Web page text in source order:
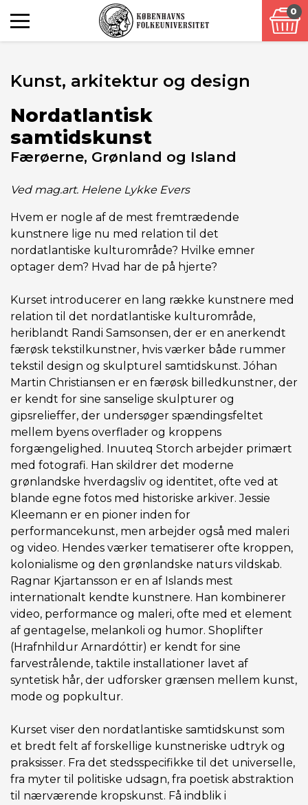
0
Kunst, arkitektur og design
Nordatlantisk
samtidskunst
Færøerne, Grønland og Island
Ved mag.art. Helene Lykke Evers
Hvem er nogle af de mest fremtrædende
kunstnere lige nu med relation til det
nordatlantiske kulturområde? Hvilke emner
optager dem? Hvad har de på hjerte?
Kurset introducerer en lang række kunstnere med
relation til det nordatlantiske kulturområde,
heriblandt Randi Samsonsen, der er en anerkendt
færøsk tekstilkunstner, hvis værker både rummer
tekstil design og skulpturel samtidskunst. Jóhan
Martin Christiansen er en færøsk billedkunstner, der
er kendt for sine sanselige skulpturer og
gipsrelieffer, der undersøger spændingsfeltet
mellem byens overflader og kroppens
forgængelighed. Inuuteq Storch arbejder primært
med fotografi. Han skildrer det moderne
grønlandske hverdagsliv og identitet, ofte ved at
blande egne fotos med historiske arkiver. Jessie
Kleemann er en pioner inden for
performancekunst, men arbejder også med maleri
og video. Hendes værker tematiserer ofte kroppen,
kolonialisme og den grønlandske naturs vildskab.
Ragnar Kjartansson er en af Islands mest
internationalt kendte kunstnere. Han kombinerer
video, performance og maleri, ofte med et element
af gentagelse, melankoli og humor. Shoplifter
(Hrafnhildur Arnardóttir) er kendt for sine
farvestrålende, taktile installationer lavet af
syntetisk hår, der udforsker grænsen mellem kunst,
mode og popkultur.
Kurset viser den nordatlantiske samtidskunst som
et bredt felt af forskellige kunstneriske udtryk og
praksisser. Fra det stedsspecifikke til det universelle,
fra myter til politiske udsagn, fra poetisk abstraktion
til nærværende kropskunst. Få indblik i